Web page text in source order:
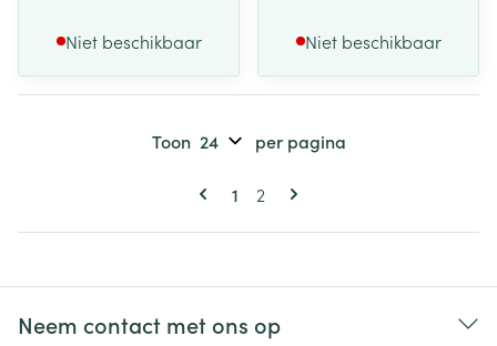
Niet beschikbaar Niet beschikbaar
Pagina's
U lees momenteel pagina
1 Pagina
2
Toon per pagina
Neem contact met ons op